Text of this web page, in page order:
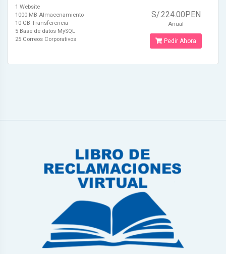
1 Website
1000 MB Almacenamiento
10 GB Transferencia
5 Base de datos MySQL
25 Correos Corporativos
S/.224.00PEN
Anual
Pedir Ahora